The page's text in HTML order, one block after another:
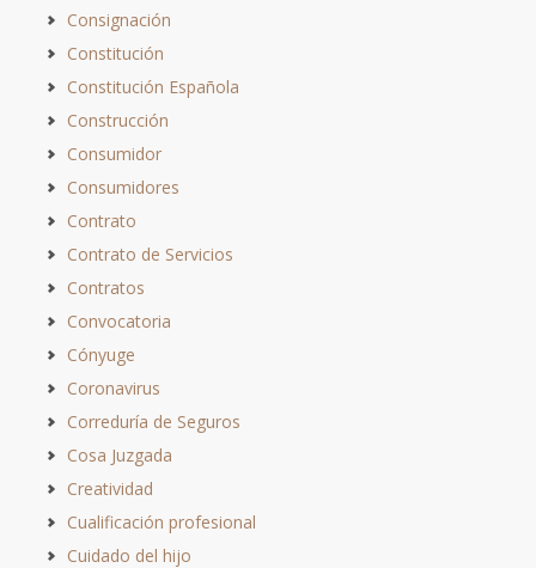
Consignación
Constitución
Constitución Española
Construcción
Consumidor
Consumidores
Contrato
Contrato de Servicios
Contratos
Convocatoria
Cónyuge
Coronavirus
Correduría de Seguros
Cosa Juzgada
Creatividad
Cualificación profesional
Cuidado del hijo